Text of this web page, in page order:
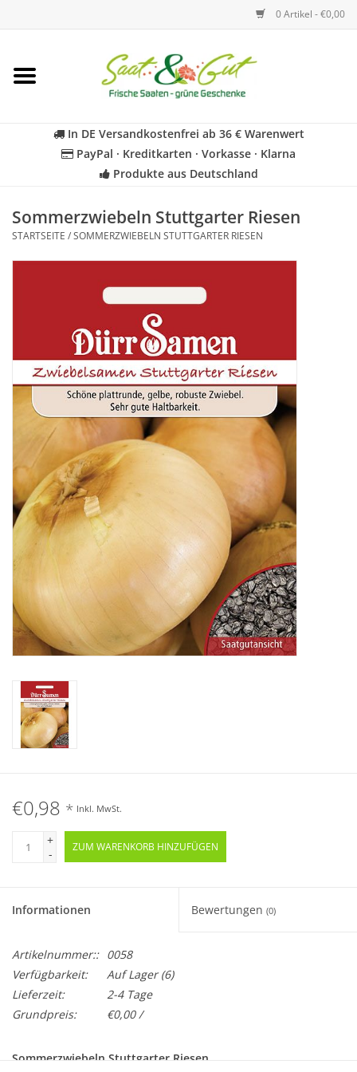
0 Artikel - €0,00
Startseite
Kräuter
Geschenkideen
Katalog
In DE Versandkostenfrei ab 36 € Warenwert
PayPal · Kreditkarten · Vorkasse · Klarna
Produkte aus Deutschland
Sommerzwiebeln Stuttgarter Riesen
STARTSEITE /SOMMERZWIEBELN STUTTGARTER RIESEN
€0,98 * Inkl. MwSt.
+
-
ZUM WARENKORB HINZUFÜGEN
Informationen Bewertungen (0)
Artikelnummer:: 0058
Verfügbarkeit:
Auf Lager(6)
Lieferzeit:
2-4 Tage
Grundpreis:
€0,00 /
Sommerzwiebeln Stuttgarter Riesen